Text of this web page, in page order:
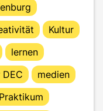
Kultur
lernen
medien
Praktikum